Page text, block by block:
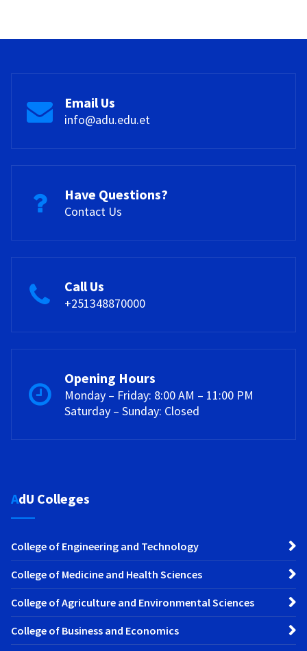
Email Us
info@adu.edu.et
Have Questions?
Contact Us
Call Us
+251348870000
Opening Hours
Monday – Friday: 8:00 AM – 11:00 PM
Saturday – Sunday: Closed
AdU Colleges
College of Engineering and Technology
College of Medicine and Health Sciences
College of Agriculture and Environmental Sciences
College of Business and Economics